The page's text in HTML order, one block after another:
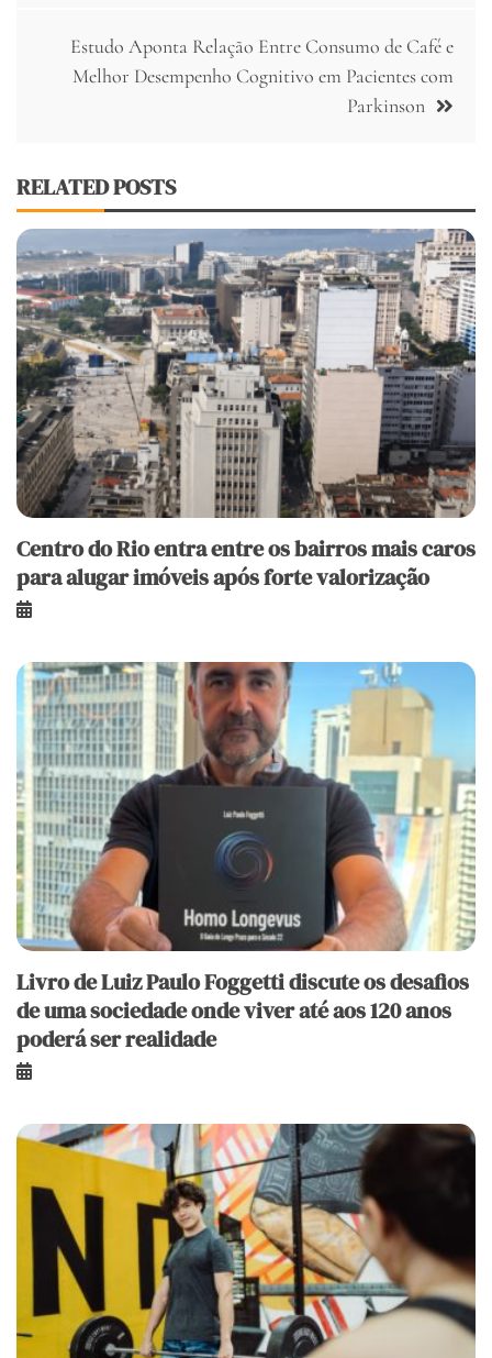
Estudo Aponta Relação Entre Consumo de Café e
Melhor Desempenho Cognitivo em Pacientes com
Parkinson
RELATED POSTS
Centro do Rio entra entre os bairros mais caros
para alugar imóveis após forte valorização
Livro de Luiz Paulo Foggetti discute os desafios
de uma sociedade onde viver até aos 120 anos
poderá ser realidade